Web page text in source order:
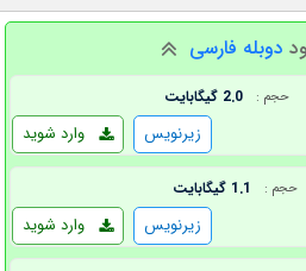
دوبله فارسی
حجم : 2.0 گیگابایت
وارد شوید زیرنویس
حجم : 1.1 گیگابایت
وارد شوید زیرنویس